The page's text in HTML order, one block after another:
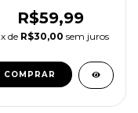
R$59,99
x de R$30,00 sem juros
COMPRAR